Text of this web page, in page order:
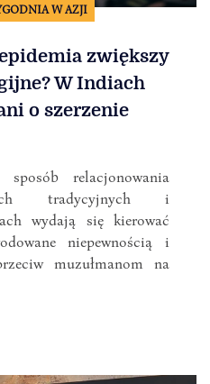
W AZJI
zwiększy
W Indiach
o szerzenie
relacjonowania
tradycyjnych i
wydają się kierować
niepewnością i
muzułmanom na